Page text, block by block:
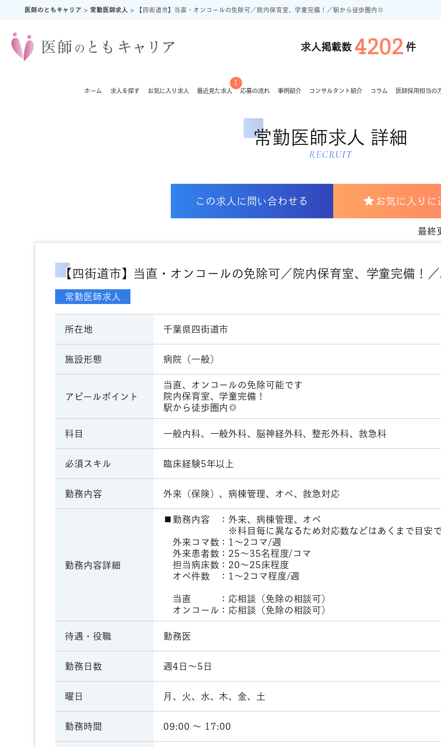
医師のともキャリア > 常勤医師求人 > 【四街道市】当直・オンコールの免除可／院内保育室、学童完備！／駅から徒歩圏内◎
求人掲載数 4202 件
ホーム 求人を探す お気に入り求人 最近見た求人
1
応募の流れ 事例紹介 コンサルタント紹介 コラム 医師採用担当の
常勤医師求人 詳細
RECRUIT
この求人に問い合わせる お気に入りに
【四街道市】当直・オンコールの免除可／院内保育室、学童完備！
最
常勤医師求人
所在地 千葉県四街道市
施設形態 病院（一般）
アピールポイント
当直、オンコールの免除可能です
院内保育室、学童完備！
駅から徒歩圏内◎
科目 一般内科、一般外科、脳神経外科、整形外科、救急科
必須スキル 臨床経験5年以上
勤務内容 外来（保険）、病棟管理、オペ、救急対応
勤務内容詳細
■勤務内容 ：外来、病棟管理、オペ
※科目毎に異なるため対応数などはあくまで目安
外来コマ数：1～2コマ/週
外来患者数：25～35名程度/コマ
担当病床数：20～25床程度
オペ件数 ：1～2コマ程度/週
当直 ：応相談（免除の相談可）
オンコール：応相談（免除の相談可）
待遇・役職 勤務医
勤務日数 週4日～5日
曜日 月、火、水、木、金、土
勤務時間 09:00 〜 17:00